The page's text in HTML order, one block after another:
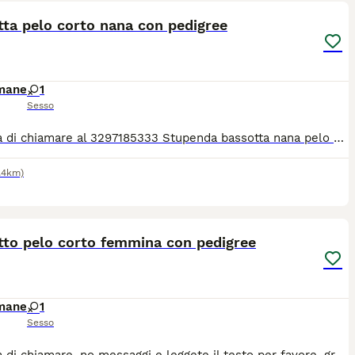
pelo corto nana con pedigree
1
Sesso
Si prega di chiamare al 3297185333 Stupenda bassotta nana pelo corto con pedigree, due mes, pesa 1.5 kg, figlia di multi campioni di bellezza è disponibile, già vaccinata e chippata Siamo un allevamento riconosciuto enci fci per la selezione del bassotto, la cucciola può arrivare in tutta Italia
pelo corto femmina con pedigree
1
Sesso